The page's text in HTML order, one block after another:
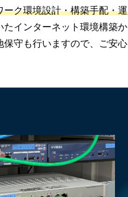
ーク環境設計・構築手配・
たインターネット環境構築
保守も行いますので、ご安